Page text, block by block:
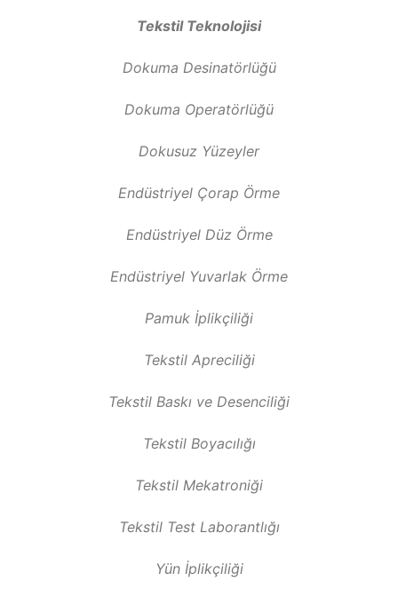
Tekstil Teknolojisi
Dokuma Desinatörlüğü
Dokuma Operatörlüğü
Dokusuz Yüzeyler
Endüstriyel Çorap Örme
Endüstriyel Düz Örme
Endüstriyel Yuvarlak Örme
Pamuk İplikçiliği
Tekstil Apreciliği
Tekstil Baskı ve Desenciliği
Tekstil Boyacılığı
Tekstil Mekatroniği
Tekstil Test Laborantlığı
Yün İplikçiliği